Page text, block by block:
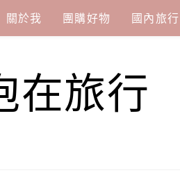
關於我 團購好物 國內旅行
在旅行